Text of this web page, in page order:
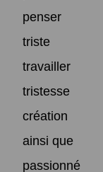
penser
triste
travailler
tristesse
création
ainsi que
passionné